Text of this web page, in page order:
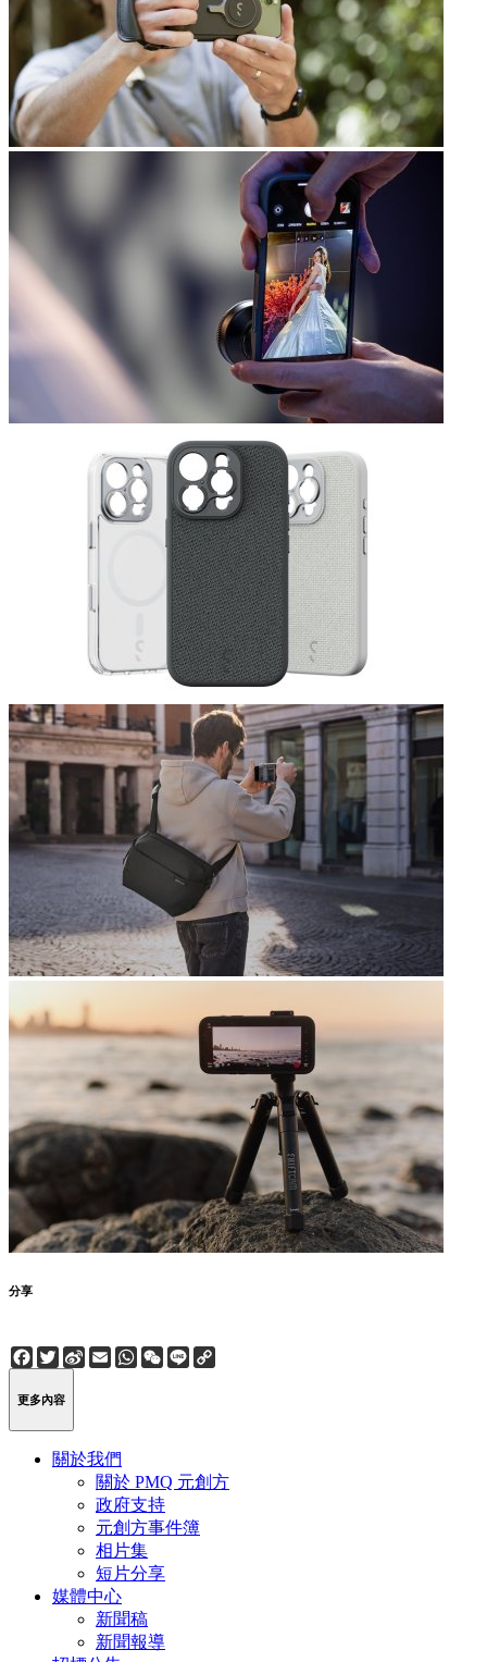
分享
Facebook
Twitter
Sina
Weibo
EmailWhatsApp
WeChat
Line
更多內容
關於我們
關於 PMQ 元創方
政府支持
元創方事件簿
相片集
短片分享
媒體中心
新聞稿
新聞報導